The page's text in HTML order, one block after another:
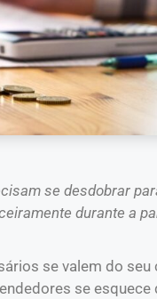
se desdobrar
durante a
se valem do
se